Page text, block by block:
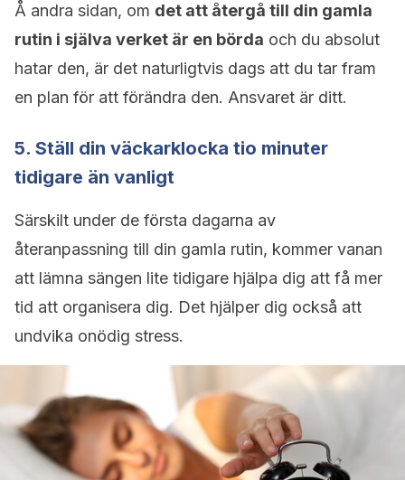
Å andra sidan, om det att återgå till din gamla
rutin i själva verket är en börda och du absolut
hatar den, är det naturligtvis dags att du tar fram
en plan för att förändra den. Ansvaret är ditt.
5. Ställ din väckarklocka tio minuter
tidigare än vanligt
Särskilt under de första dagarna av
återanpassning till din gamla rutin, kommer vanan
att lämna sängen lite tidigare hjälpa dig att få mer
tid att organisera dig. Det hjälper dig också att
undvika onödig stress.